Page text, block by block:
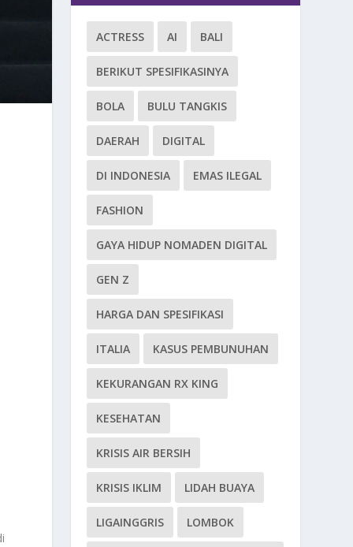
ACTRESS AI BALI
BERIKUT SPESIFIKASINYA
BOLA BULU TANGKIS
DAERAH DIGITAL
DI INDONESIA EMAS ILEGAL
FASHION
GAYA HIDUP NOMADEN DIGITAL
GEN Z
HARGA DAN SPESIFIKASI
ITALIA KASUS PEMBUNUHAN
KEKURANGAN RX KING
KESEHATAN
KRISIS AIR BERSIH
KRISIS IKLIM LIDAH BUAYA
LIGAINGGRIS LOMBOK